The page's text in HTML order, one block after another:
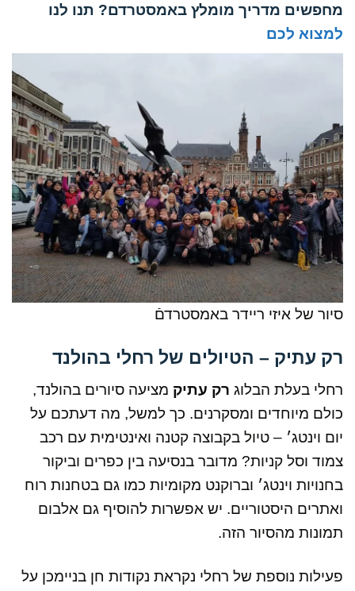
מחפשים מדריך מומלץ באמסטרדם? תנו לנו
למצוא לכם
סיור של איזי ריידר באמסטרדםֿ
רק עתיק – הטיולים של רחלי בהולנד
רחלי בעלת הבלוג רק עתיק מציעה סיורים בהולנד,
כולם מיוחדים ומסקרנים. כך למשל, מה דעתכם על
יום וינטג׳ – טיול בקבוצה קטנה ואינטימית עם רכב
צמוד וסל קניות? מדובר בנסיעה בין כפרים וביקור
בחנויות וינטג׳ וברוקנט מקומיות כמו גם בטחנות רוח
ואתרים היסטוריים. יש אפשרות להוסיף גם אלבום
תמונות מהסיור הזה.
פעילות נוספת של רחלי נקראת נקודות חן בניימכן על